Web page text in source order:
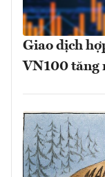
Giao dịch
VN100 tăng